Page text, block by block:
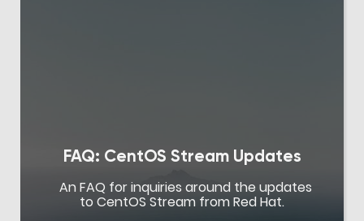
FAQ: CentOS Stream Updates
An FAQ for inquiries around the updates
to CentOS Stream from Red Hat.